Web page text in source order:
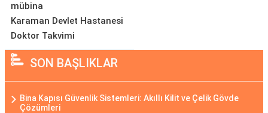
mübina
Karaman Devlet Hastanesi
Doktor Takvimi
SON BAŞLIKLAR
Bina Kapısı Güvenlik Sistemleri: Akıllı Kilit ve Çelik Gövde
Çözümleri